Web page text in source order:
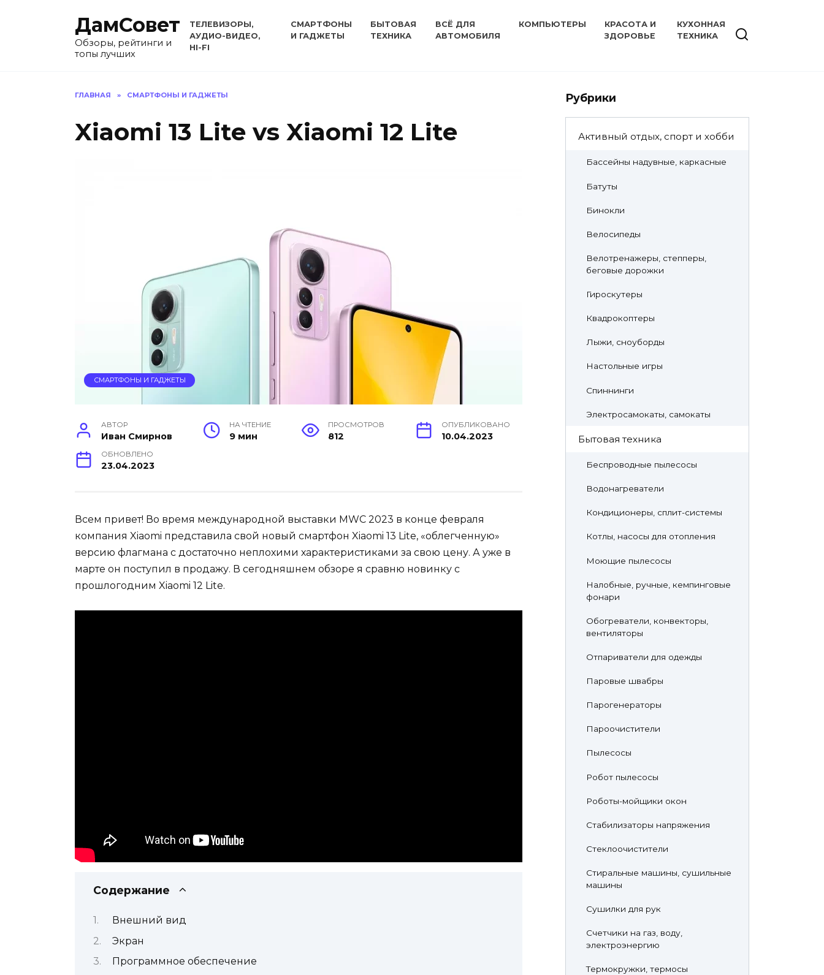
ДамСовет
Обзоры, рейтинги и
топы лучших
ТЕЛЕВИЗОРЫ,
АУДИО-ВИДЕО,
HI-FI
СМАРТФОНЫ
И ГАДЖЕТЫ
БЫТОВАЯ
ТЕХНИКА
ВСЁ ДЛЯ
АВТОМОБИЛЯ
КОМПЬЮТЕРЫ
КРАСОТА И
ЗДОРОВЬЕ
КУХОННАЯ
ТЕХНИКА
ГЛАВНАЯ » СМАРТФОНЫ И ГАДЖЕТЫ
Xiaomi 13 Lite vs Xiaomi 12 Lite
СМАРТФОНЫ И ГАДЖЕТЫ
АВТОР
Иван Смирнов
НА ЧТЕНИЕ
9 мин
ПРОСМОТРОВ
812
ОПУБЛИКОВАНО
10.04.2023
ОБНОВЛЕНО
23.04.2023
Всем привет! Во время международной выставки MWC 2023 в конце февраля
компания Xiaomi представила свой новый смартфон Xiaomi 13 Lite, «облегченную»
версию флагмана с достаточно неплохими характеристиками за свою цену. А уже в
марте он поступил в продажу. В сегодняшнем обзоре я сравню новинку с
прошлогодним Xiaomi 12 Lite.
Содержание
Внешний вид
Экран
Программное обеспечение
Рубрики
Активный отдых, спорт и хобби
Бассейны надувные, каркасные
Батуты
Бинокли
Велосипеды
Велотренажеры, степперы,
беговые дорожки
Гироскутеры
Квадрокоптеры
Лыжи, сноуборды
Настольные игры
Спиннинги
Электросамокаты, самокаты
Бытовая техника
Беспроводные пылесосы
Водонагреватели
Кондиционеры, сплит-системы
Котлы, насосы для отопления
Моющие пылесосы
Налобные, ручные, кемпинговые
фонари
Обогреватели, конвекторы,
вентиляторы
Отпариватели для одежды
Паровые швабры
Парогенераторы
Пароочистители
Пылесосы
Робот пылесосы
Роботы-мойщики окон
Стабилизаторы напряжения
Стеклоочистители
Стиральные машины, сушильные
машины
Сушилки для рук
Счетчики на газ, воду,
электроэнергию
Термокружки, термосы